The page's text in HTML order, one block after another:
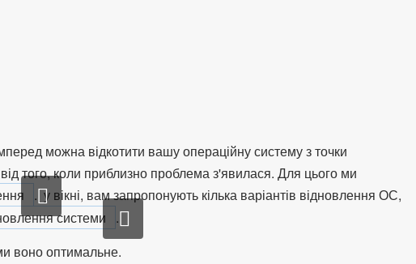
можна відкотити вашу операційну систему з точки
того, коли приблизно проблема з'явилася. Для цього ми
.у вікні, вам запропонують кілька варіантів відновлення ОС,
системи
.
воно оптимальне.